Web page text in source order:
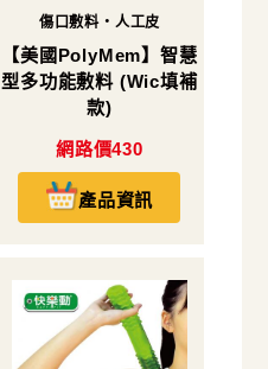
傷口敷料・人工皮
【美國PolyMem】智慧
型多功能敷料 (Wic填補
款)
網路價430
產品資訊